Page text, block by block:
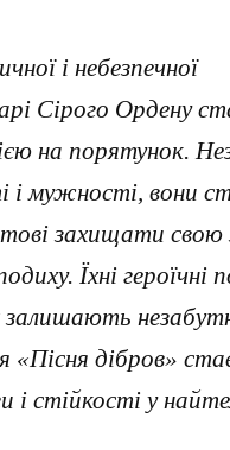
і небезпечної
Сірого Ордену
на порятунок.
і мужності, вони
захищати свою
Їхні героїчні
залишають
«Пісня дібров»
і стійкості у